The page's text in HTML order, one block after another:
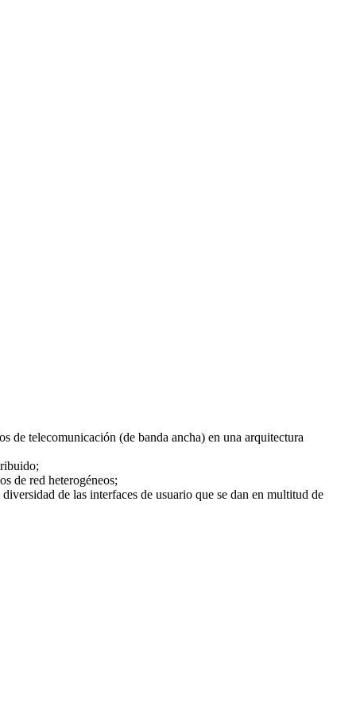
de telecomunicación (de banda ancha) en una arquitectura
de red heterogéneos;
de las interfaces de usuario que se dan en multitud de